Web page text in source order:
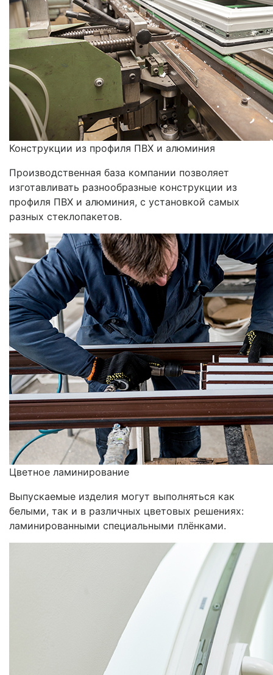
Конструкции из профиля ПВХ и алюминия
Производственная база компании позволяет
изготавливать разнообразные конструкции из
профиля ПВХ и алюминия, с установкой самых
разных стеклопакетов.
Цветное ламинирование
Выпускаемые изделия могут выполняться как
белыми, так и в различных цветовых решениях:
ламинированными специальными плёнками.